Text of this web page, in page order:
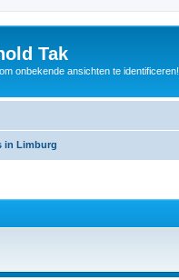
Tak
onbekende ansichten te identificeren!
in Limburg